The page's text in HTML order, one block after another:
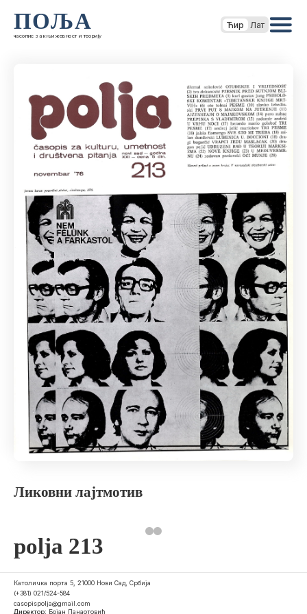
ПОЉА
часопис за књижевност и теорију
Ћир Лат
Ликовни лајтмотив
polja 213
Католичка порта 5, 21000 Нови Сад, Србија
(+381) 021/524-584
casopispolja@gmail.com
Директор: Бојан Панаотовић